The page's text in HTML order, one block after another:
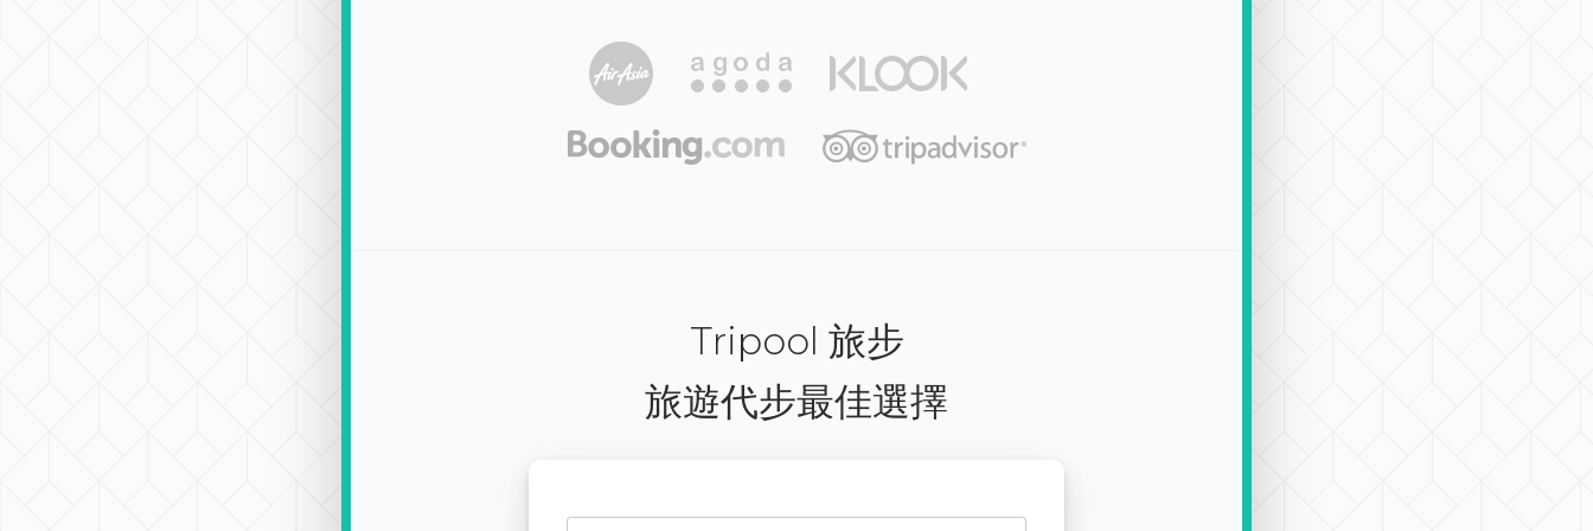
Tripool 旅步
旅遊代步最佳選擇